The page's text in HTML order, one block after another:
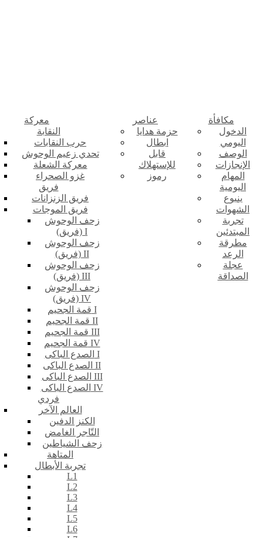
معركة
النقابة
حرب النقابات
تحدي زعيم الوحوش
معركة الشعلة
غزو الصحراء
فريق
فريق الزنزانات
فريق الموجات
زحف الوحوش
(فريق) I
زحف الوحوش
(فريق) II
زحف الوحوش
(فريق) III
زحف الوحوش
(فريق) IV
قمة الجحيم I
قمة الجحيم II
قمة الجحيم III
قمة الجحيم IV
الصدع الباكى I
الصدع الباكى II
الصدع الباكى III
الصدع الباكى IV
فردي
العالم الآخر
الكنز الدفين
التّاجر الغامض
زحف الشياطين
المتاهة
تجربة الأبطال
L1
L2
L3
L4
L5
L6
عناصر
حزمة هدايا
ابطال
قابل
للإستهلاك
رموز
مكافأة
الدخول
اليومي
الوصف
الإنجازات
المهام
اليومية
ينبوع
الشهوات
تجربة
المبتدئين
مطرقة
الرعد
عجلة
الصداقة